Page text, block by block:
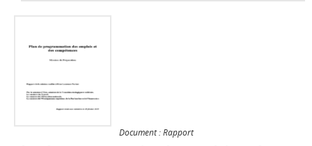
Document : Rapport